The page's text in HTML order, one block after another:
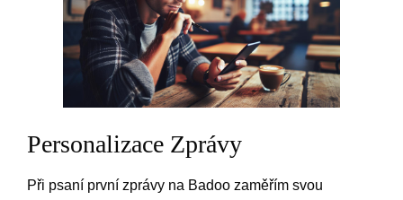
Personalizace Zprávy
Při psaní první zprávy na Badoo zaměřím svou